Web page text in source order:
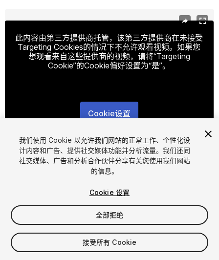
此内容由第三方提供商托管，该第三方提供商在未接受
Targeting Cookies的情况下不允许观看视频。如果您
想观看来自这些提供商的视频，请将“Targeting
Cookie”的Cookie偏好设置为“是”。
Cookie设置
1/10
$4.99
增值税将在结算时计算
我们使用 Cookie 以允许我们网站的正常工作、个性化设
计内容和广告、提供社交媒体功能并分析流量。我们还同
社交媒体、广告和分析合作伙伴分享有关您使用我们网站
的信息。
Cookie 设置
全部拒绝
接受所有 Cookie